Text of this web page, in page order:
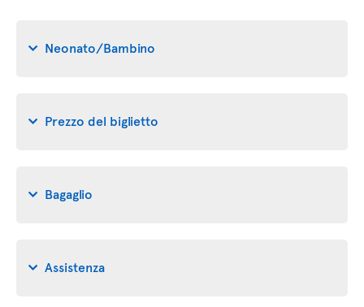
Neonato/Bambino
Prezzo del biglietto
Bagaglio
Assistenza